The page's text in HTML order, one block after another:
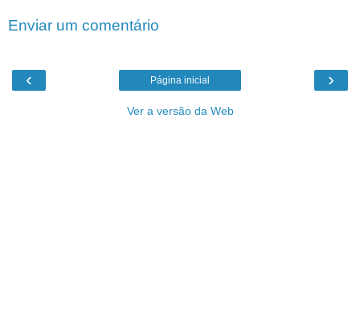
Enviar um comentário
‹ ›
Página inicial
Ver a versão da Web